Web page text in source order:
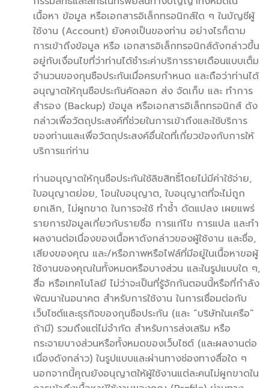
เนื้อหา ข้อมูล หรือเอกสารอิเล็กทรอนิกส์ใด ๆ ในบัญชีผู้
ใช้งาน (Account) ยังคงเป็นของท่าน อย่างไรก็ตาม
การเข้าถึงข้อมูล หรือ เอกสารอิเล็กทรอนิกส์ดังกล่าวขึ้น
อยู่กับเงื่อนไขที่ว่าท่านได้ชำระค่าบริการรายเดือนแบบเต็ม
จำนวนของกุนซือประกันเมื่อครบกำหนด และถือว่าท่านได้
อนุญาตให้กุนซือประกันคัดลอก ส่ง จัดเก็บ และ ทำการ
สำรอง (Backup) ข้อมูล หรือเอกสารอิเล็กทรอนิกส์ ดัง
กล่าวเพื่อวัตถุประสงค์ที่ช่วยในการเข้าถึงและใช้บริการ
ของท่านและเพื่อวัตถุประสงค์อื่นใดที่เกี่ยวข้องกับการให้
บริการแก่ท่าน
ท่านอนุญาตให้กุนซือประกันใช้ลิขสิทธิ์โดยไม่มีค่าใช้จ่าย,
ใบอนุญาตย่อย, โอนใบอนุญาต, ใบอนุญาตที่จะไม่ถูก
ยกเลิก, ไม่ผูกขาด ในการจะใช้ ทำซ้ำ ดัดแปลง เผยแพร่
รายการข้อมูลเกี่ยวกับรายชื่อ การแก้ไข การแปล และทำ
ผลงานต่อเนื่องของเนื้อหาดังกล่าวของผู้ใช้งาน และชื่อ,
เสียงของคุณ และ/หรือภาพหรือไฟล์ที่มีอยู่ในเนื้อหาขอผู้
ใช้งานของคุณในทั้งหมดหรือบางส่วน และในรูปแบบใด ๆ,
สื่อ หรือเทคโนโลยี ไม่ว่าจะเป็นที่รู้จักกันตอนนี้หรือที่กำลัง
พัฒนาในอนาคต สำหรับการใช้งาน ในการเชื่อมต่อกับ
เว็บไซต์และธุรกิจของกุนซือประกัน (และ “บริษัทในเครือ”
ถ้ามี) รวมถึงแต่ไม่จำกัด สำหรับการส่งเสริม หรือ
กระจายบางส่วนหรือทั้งหมดของเว็บไซต์ (และผลงานต่อ
เนื่องดังกล่าว) ในรูปแบบและผ่านทางช่องทางสื่อใด ๆ
นอกจากนี้คุณยังอนุญาตให้ผู้ใช้งานแต่ละคนไม่ผูกขาดใน